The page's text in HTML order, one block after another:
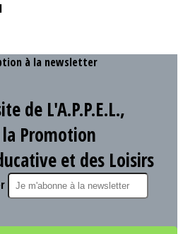
à la newsletter
de L'A.P.P.E.L.,
Promotion
et des Loisirs